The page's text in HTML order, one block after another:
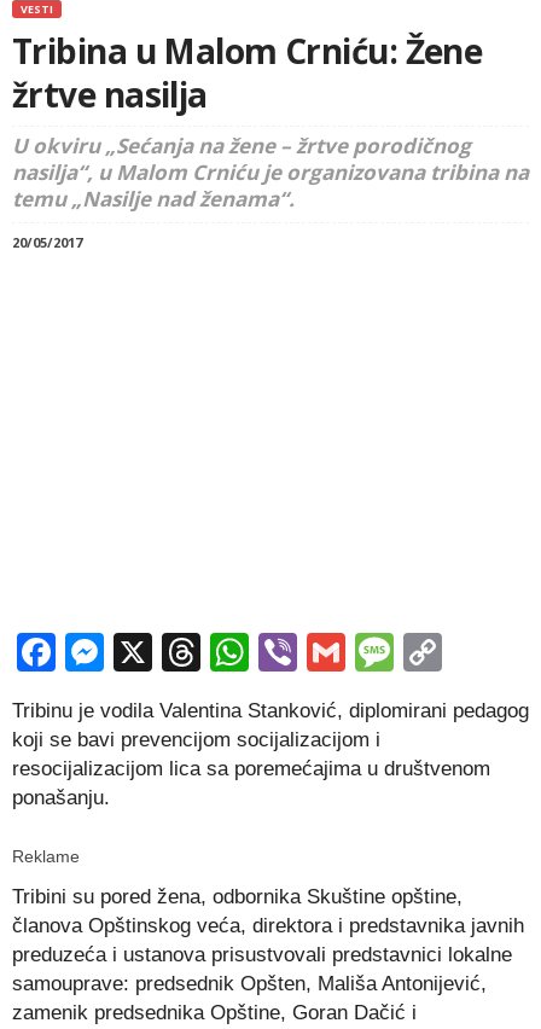
VESTI
Tribina u Malom Crniću: Žene
žrtve nasilja
U okviru „Sećanja na žene – žrtve porodičnog
nasilja“, u Malom Crniću je organizovana tribina na
temu „Nasilje nad ženama“.
20/05/2017
Facebook
Messenger
X Threads
WhatsApp
ViberGmail
Tribinu je vodila Valentina Stanković, diplomirani pedagog
koji se bavi prevencijom socijalizacijom i
resocijalizacijom lica sa poremećajima u društvenom
ponašanju.
Reklame
Tribini su pored žena, odbornika Skuštine opštine,
članova Opštinskog veća, direktora i predstavnika javnih
preduzeća i ustanova prisustvovali predstavnici lokalne
samouprave: predsednik Opšten, Mališa Antonijević,
zamenik predsednika Opštine, Goran Dačić i